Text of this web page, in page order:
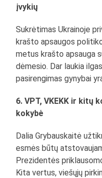
įvykių
Sukrėtimas Ukrainoje
krašto apsaugos
metus krašto apsauga
dėmesio. Dar laukia
pasirengimas gynybai
6. VPT, VKEKK ir kitų
kokybė
Dalia Grybauskaitė
esmės būtų
Prezidentės
Kita vertus, viešųjų